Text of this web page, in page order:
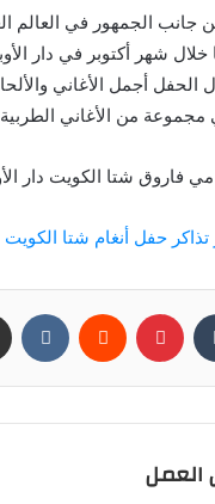
جانب الجمهور في
خلال شهر أكتوبر في دار
أجمل الأغاني
مجموعة من الأغاني الطربية
شتا الكويت دار
حفل أنغام شتا الكويت
بينتيريست
العمل